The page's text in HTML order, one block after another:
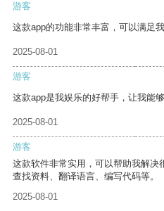
游客
这款app的功能非常丰富，可以满足
2025-08-01
游客
这款app是我娱乐的好帮手，让我能
2025-08-01
游客
这款软件非常实用，可以帮助我解决
查找资料、翻译语言、编写代码等。
2025-08-01